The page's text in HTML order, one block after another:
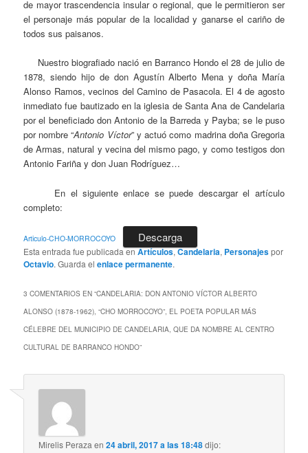
de mayor trascendencia insular o regional, que le permitieron ser
el personaje más popular de la localidad y ganarse el cariño de
todos sus paisanos.
Nuestro biografiado nació en Barranco Hondo el 28 de julio de
1878, siendo hijo de don Agustín Alberto Mena y doña María
Alonso Ramos, vecinos del Camino de Pasacola. El 4 de agosto
inmediato fue bautizado en la iglesia de Santa Ana de Candelaria
por el beneficiado don Antonio de la Barreda y Payba; se le puso
por nombre “Antonio Víctor” y actuó como madrina doña Gregoria
de Armas, natural y vecina del mismo pago, y como testigos don
Antonio Fariña y don Juan Rodríguez…
En el siguiente enlace se puede descargar el artículo
completo:
Articulo-CHO-MORROCOYO Descarga
Esta entrada fue publicada enArtículos,Candelaria, Personajespor
Octavio. Guarda elenlace permanente.
3 COMENTARIOS EN “CANDELARIA: DON ANTONIO VÍCTOR ALBERTO
ALONSO (1878-1962), “CHO MORROCOYO”, EL POETA POPULAR MÁS
CÉLEBRE DEL MUNICIPIO DE CANDELARIA, QUE DA NOMBRE AL CENTRO
CULTURAL DE BARRANCO HONDO”
Mirelis Peraza en24 abril, 2017 a las 18:48dijo: